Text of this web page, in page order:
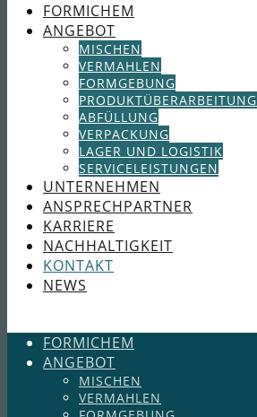
FORMICHEM
ANGEBOT
MISCHEN
VERMAHLEN
FORMGEBUNG
PRODUKTÜBERARBEITUNG
ABFÜLLUNG
VERPACKUNG
LAGER UND LOGISTIK
SERVICELEISTUNGEN
UNTERNEHMEN
ANSPRECHPARTNER
KARRIERE
NACHHALTIGKEIT
KONTAKT
NEWS
FORMICHEM
ANGEBOT
MISCHEN
VERMAHLEN